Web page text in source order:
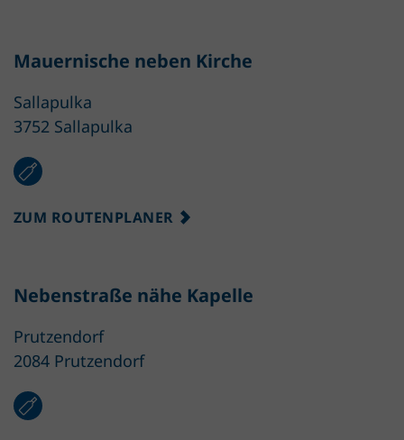
Mauernische neben Kirche
Sallapulka
3752 Sallapulka
ZUM ROUTENPLANER
Nebenstraße nähe Kapelle
Prutzendorf
2084 Prutzendorf